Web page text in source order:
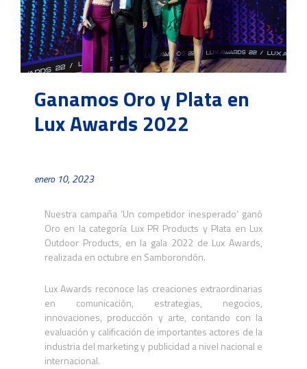
Ganamos Oro y Plata en
Lux Awards 2022
enero 10, 2023
Nuestra campaña ‘Un competidor inesperado’ ganó
Oro en la categoría Lux PR Products y Plata en Lux
Outdoor Products, en la gala 2022 de Lux Awards,
realizada en octubre en Samborondón.
Lux Awards reconoce las creaciones extraordinarias
en comunicación, estrategias, negocios,
innovaciones, producción y arte, contando con la
evaluación y calificación de importantes actores de la
industria del marketing y publicidad a nivel nacional e
internacional.